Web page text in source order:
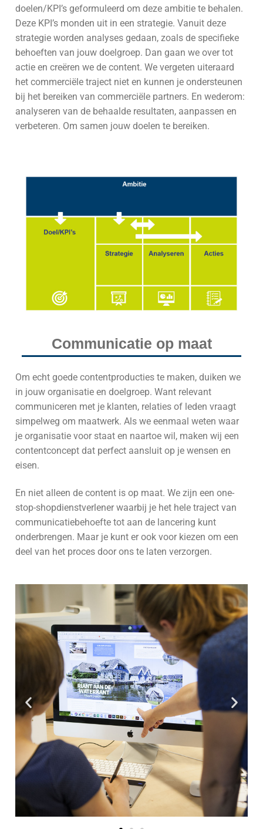
doelen/KPI’s geformuleerd om deze ambitie te behalen.
Deze KPI’s monden uit in een strategie. Vanuit deze
strategie worden analyses gedaan, zoals de specifieke
behoeften van jouw doelgroep. Dan gaan we over tot
actie en creëren we de content. We vergeten uiteraard
het commerciële traject niet en kunnen je ondersteunen
bij het bereiken van commerciële partners. En wederom:
analyseren van de behaalde resultaten, aanpassen en
verbeteren. Om samen jouw doelen te bereiken.
Communicatie op maat
Om echt goede contentproducties te maken, duiken we
in jouw organisatie en doelgroep. Want relevant
communiceren met je klanten, relaties of leden vraagt
simpelweg om maatwerk. Als we eenmaal weten waar
je organisatie voor staat en naartoe wil, maken wij een
contentconcept dat perfect aansluit op je wensen en
eisen.
En niet alleen de content is op maat. We zijn een one-
stop-shopdienstverlener waarbij je het hele traject van
communicatiebehoefte tot aan de lancering kunt
onderbrengen. Maar je kunt er ook voor kiezen om een
deel van het proces door ons te laten verzorgen.